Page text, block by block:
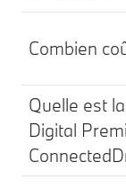
Combien
Quelle est
Digital